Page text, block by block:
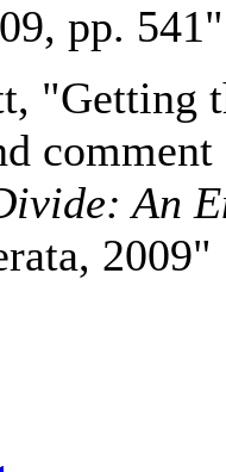
pp. 541"
"Getting
An
2009"